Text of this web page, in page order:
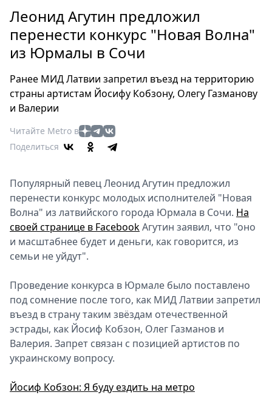
Россия
Мир
Здоровье
Туризм
Мода
Кино
Афиша
Выставки
Пресс-
релизы
О
Metro
Спецпроекты
Звезды
Выборы
2026
Скачай
Metro
Леонид Агутин предложил
перенести конкурс "Новая Волна"
из Юрмалы в Сочи
Ранее МИД Латвии запретил въезд на территорию
страны артистам Йосифу Кобзону, Олегу Газманову
и Валерии
Читайте Metro в
Поделиться
Популярный певец Леонид Агутин предложил
перенести конкурс молодых исполнителей "Новая
Волна" из латвийского города Юрмала в Сочи. На
своей странице в FacebookАгутин заявил, что "оно
и масштабнее будет и деньги, как говорится, из
семьи не уйдут".
Проведение конкурса в Юрмале было поставлено
под сомнение после того, как МИД Латвии запретил
въезд в страну таким звёздам отечественной
эстрады, как Йосиф Кобзон, Олег Газманов и
Валерия. Запрет связан с позицией артистов по
украинскому вопросу.
Йосиф Кобзон: Я буду ездить на метро